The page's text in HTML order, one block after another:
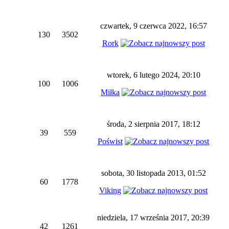
130 3502
czwartek, 9 czerwca 2022, 16:57
Rork
100 1006
wtorek, 6 lutego 2024, 20:10
Miłka
39 559
środa, 2 sierpnia 2017, 18:12
Poświst
60 1778
sobota, 30 listopada 2013, 01:52
Viking
42 1261
niedziela, 17 września 2017, 20:39